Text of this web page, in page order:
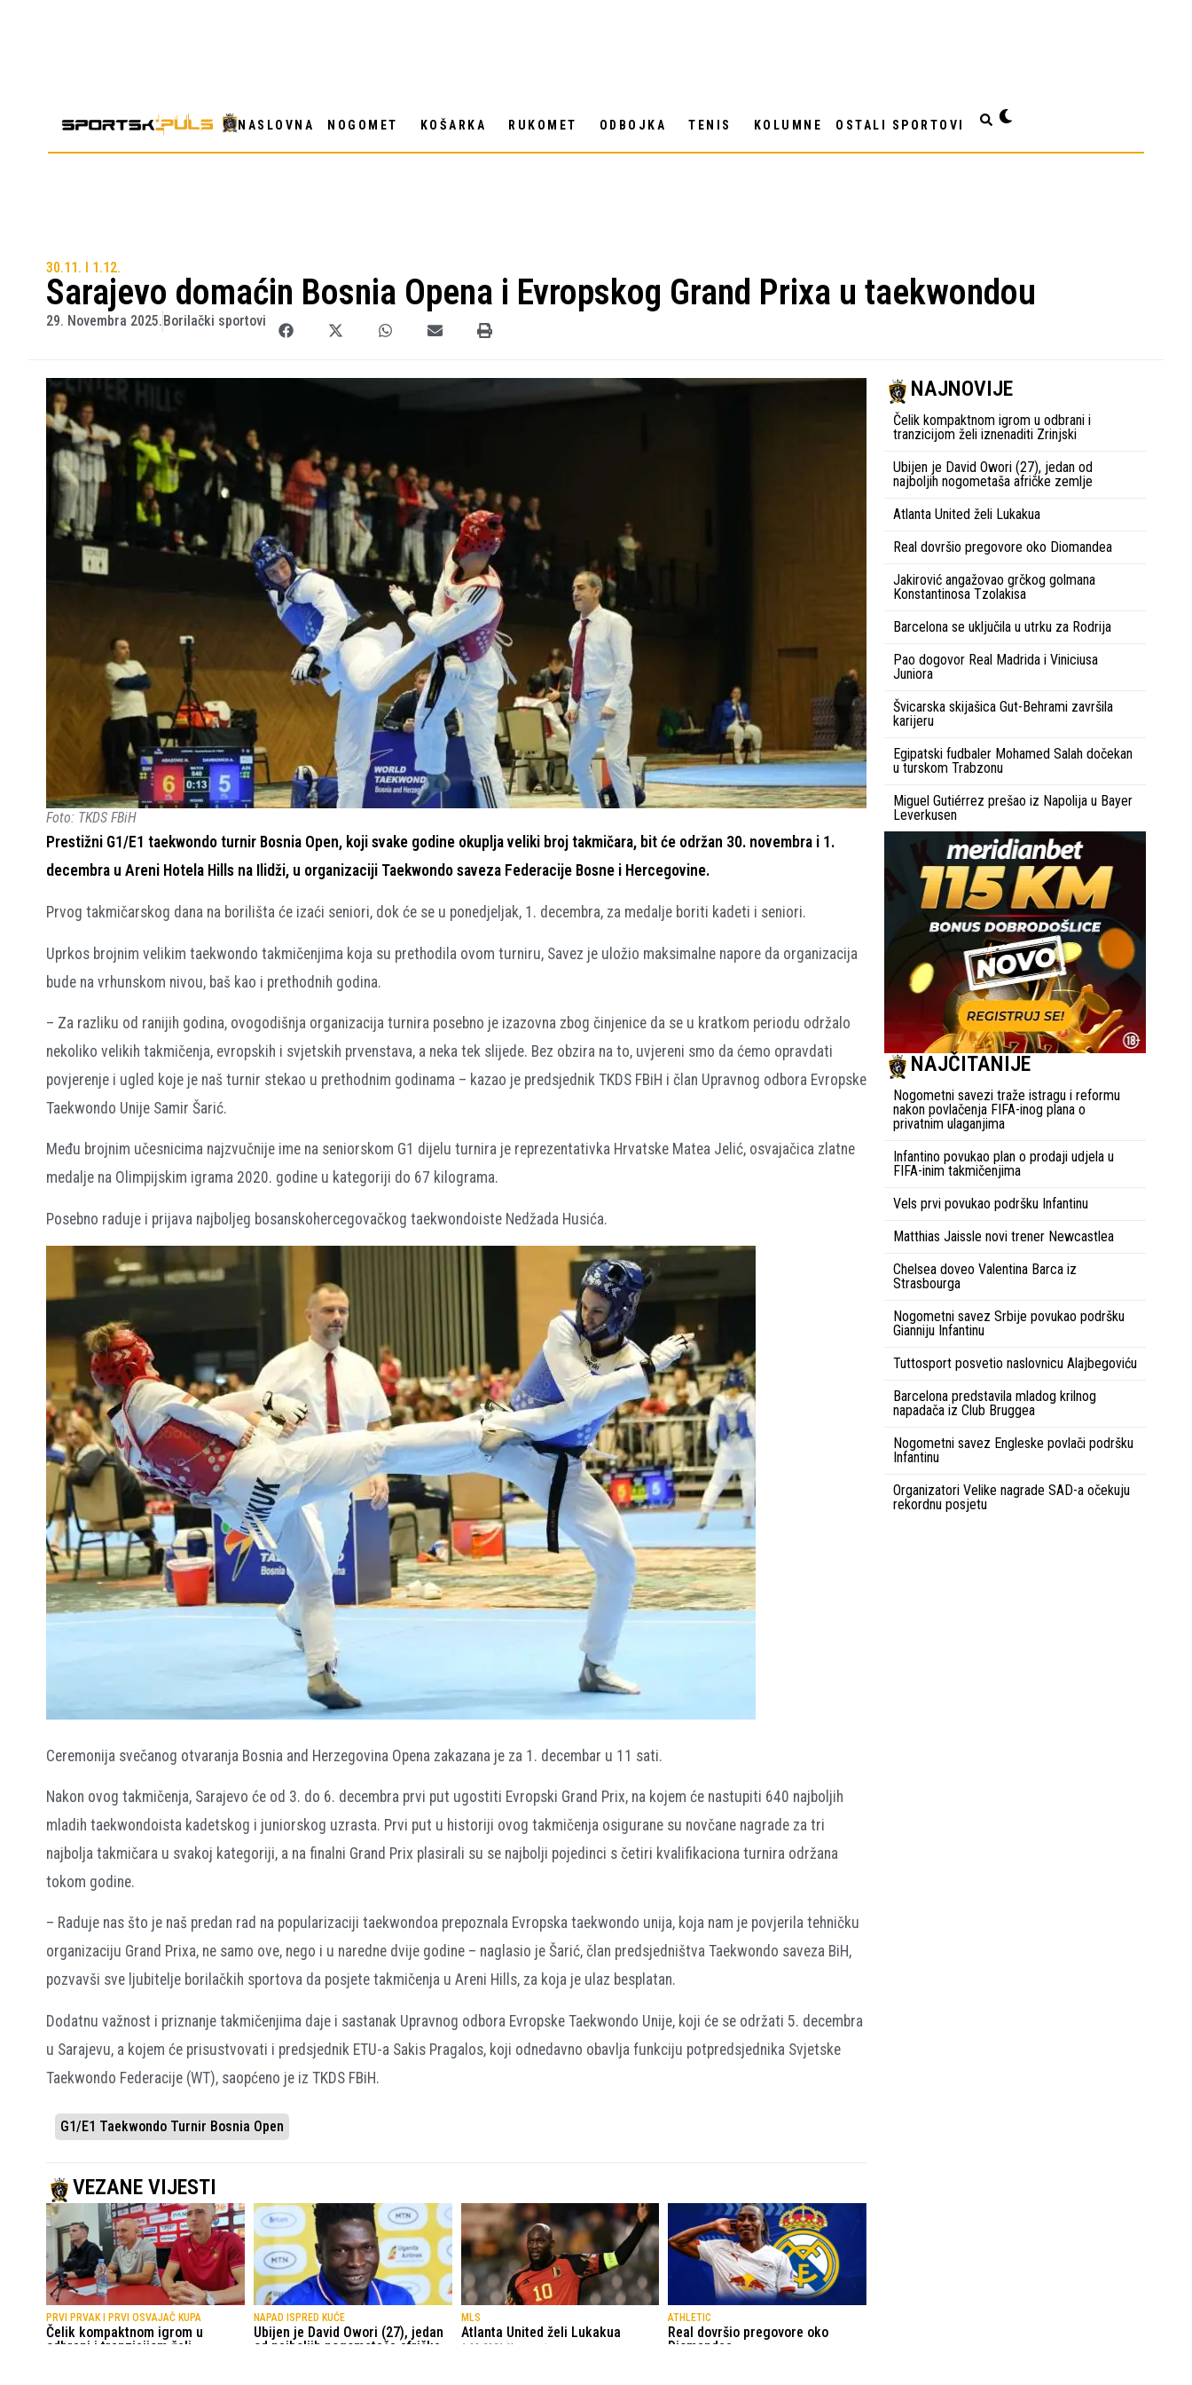
NASLOVNA NOGOMET KOŠARKA RUKOMET ODBOJKA TENIS KOLUMNE OSTALI SPORTOVI
30.11. I 1.12.
Sarajevo domaćin Bosnia Opena i Evropskog Grand Prixa u taekwondou
29. Novembra 2025. Borilački sportovi
Foto: TKDS FBiH
Prestižni G1/E1 taekwondo turnir Bosnia Open, koji svake godine okuplja veliki broj takmičara, bit će održan 30. novembra i 1.
decembra u Areni Hotela Hills na Ilidži, u organizaciji Taekwondo saveza Federacije Bosne i Hercegovine.
Prvog takmičarskog dana na borilišta će izaći seniori, dok će se u ponedjeljak, 1. decembra, za medalje boriti kadeti i seniori.
Uprkos brojnim velikim taekwondo takmičenjima koja su prethodila ovom turniru, Savez je uložio maksimalne napore da organizacija
bude na vrhunskom nivou, baš kao i prethodnih godina.
– Za razliku od ranijih godina, ovogodišnja organizacija turnira posebno je izazovna zbog činjenice da se u kratkom periodu održalo
nekoliko velikih takmičenja, evropskih i svjetskih prvenstava, a neka tek slijede. Bez obzira na to, uvjereni smo da ćemo opravdati
povjerenje i ugled koje je naš turnir stekao u prethodnim godinama – kazao je predsjednik TKDS FBiH i član Upravnog odbora Evropske
Taekwondo Unije Samir Šarić.
Među brojnim učesnicima najzvučnije ime na seniorskom G1 dijelu turnira je reprezentativka Hrvatske Matea Jelić, osvajačica zlatne
medalje na Olimpijskim igrama 2020. godine u kategoriji do 67 kilograma.
Posebno raduje i prijava najboljeg bosanskohercegovačkog taekwondoiste Nedžada Husića.
Ceremonija svečanog otvaranja Bosnia and Herzegovina Opena zakazana je za 1. decembar u 11 sati.
Nakon ovog takmičenja, Sarajevo će od 3. do 6. decembra prvi put ugostiti Evropski Grand Prix, na kojem će nastupiti 640 najboljih
mladih taekwondoista kadetskog i juniorskog uzrasta. Prvi put u historiji ovog takmičenja osigurane su novčane nagrade za tri
najbolja takmičara u svakoj kategoriji, a na finalni Grand Prix plasirali su se najbolji pojedinci s četiri kvalifikaciona turnira održana
tokom godine.
– Raduje nas što je naš predan rad na popularizaciji taekwondoa prepoznala Evropska taekwondo unija, koja nam je povjerila tehničku
organizaciju Grand Prixa, ne samo ove, nego i u naredne dvije godine – naglasio je Šarić, član predsjedništva Taekwondo saveza BiH,
pozvavši sve ljubitelje borilačkih sportova da posjete takmičenja u Areni Hills, za koja je ulaz besplatan.
Dodatnu važnost i priznanje takmičenjima daje i sastanak Upravnog odbora Evropske Taekwondo Unije, koji će se održati 5. decembra
u Sarajevu, a kojem će prisustvovati i predsjednik ETU-a Sakis Pragalos, koji odnedavno obavlja funkciju potpredsjednika Svjetske
Taekwondo Federacije (WT), saopćeno je iz TKDS FBiH.
G1/E1 Taekwondo Turnir Bosnia Open
VEZANE VIJESTI
PRVI PRVAK I PRVI OSVAJAČ KUPA
Čelik kompaktnom igrom u
odbrani i tranzicijom želi
NAPAD ISPRED KUĆE
Ubijen je David Owori (27), jedan
od najboljih nogometaša afričke
MLS
Atlanta United želi Lukakua
6.08.2026. Nogomet
ATHLETIC
Real dovršio pregovore oko
Diomandea
NAJNOVIJE
Čelik kompaktnom igrom u odbrani i
tranzicijom želi iznenaditi Zrinjski
Ubijen je David Owori (27), jedan od
najboljih nogometaša afričke zemlje
Atlanta United želi Lukakua
Real dovršio pregovore oko Diomandea
Jakirović angažovao grčkog golmana
Konstantinosa Tzolakisa
Barcelona se uključila u utrku za Rodrija
Pao dogovor Real Madrida i Viniciusa
Juniora
Švicarska skijašica Gut-Behrami završila
karijeru
Egipatski fudbaler Mohamed Salah dočekan
u turskom Trabzonu
Miguel Gutiérrez prešao iz Napolija u Bayer
Leverkusen
NAJČITANIJE
Nogometni savezi traže istragu i reformu
nakon povlačenja FIFA-inog plana o
privatnim ulaganjima
Infantino povukao plan o prodaji udjela u
FIFA-inim takmičenjima
Vels prvi povukao podršku Infantinu
Matthias Jaissle novi trener Newcastlea
Chelsea doveo Valentina Barca iz
Strasbourga
Nogometni savez Srbije povukao podršku
Gianniju Infantinu
Tuttosport posvetio naslovnicu Alajbegoviću
Barcelona predstavila mladog krilnog
napadača iz Club Bruggea
Nogometni savez Engleske povlači podršku
Infantinu
Organizatori Velike nagrade SAD-a očekuju
rekordnu posjetu